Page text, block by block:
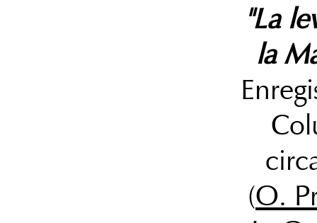
"La
la
(O.